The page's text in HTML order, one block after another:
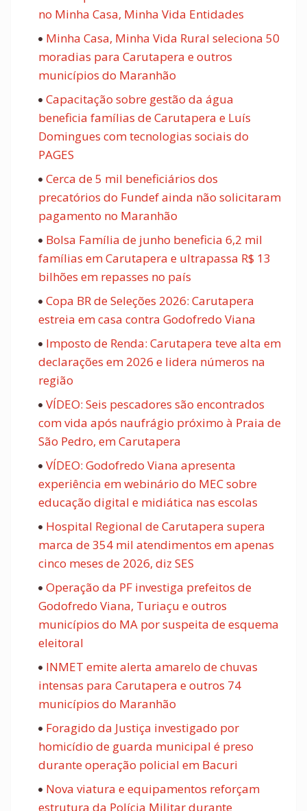
no Minha Casa, Minha Vida Entidades
Minha Casa, Minha Vida Rural seleciona 50
moradias para Carutapera e outros
municípios do Maranhão
Capacitação sobre gestão da água
beneficia famílias de Carutapera e Luís
Domingues com tecnologias sociais do
PAGES
Cerca de 5 mil beneficiários dos
precatórios do Fundef ainda não solicitaram
pagamento no Maranhão
Bolsa Família de junho beneficia 6,2 mil
famílias em Carutapera e ultrapassa R$ 13
bilhões em repasses no país
Copa BR de Seleções 2026: Carutapera
estreia em casa contra Godofredo Viana
Imposto de Renda: Carutapera teve alta em
declarações em 2026 e lidera números na
região
VÍDEO: Seis pescadores são encontrados
com vida após naufrágio próximo à Praia de
São Pedro, em Carutapera
VÍDEO: Godofredo Viana apresenta
experiência em webinário do MEC sobre
educação digital e midiática nas escolas
Hospital Regional de Carutapera supera
marca de 354 mil atendimentos em apenas
cinco meses de 2026, diz SES
Operação da PF investiga prefeitos de
Godofredo Viana, Turiaçu e outros
municípios do MA por suspeita de esquema
eleitoral
INMET emite alerta amarelo de chuvas
intensas para Carutapera e outros 74
municípios do Maranhão
Foragido da Justiça investigado por
homicídio de guarda municipal é preso
durante operação policial em Bacuri
Nova viatura e equipamentos reforçam
estrutura da Polícia Militar durante